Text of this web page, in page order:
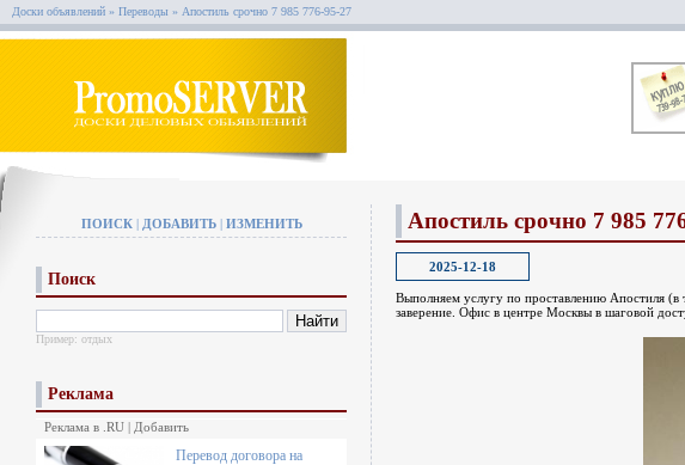
Доски объявлений » Переводы » Апостиль срочно 7 985 776-95-27
ПОИСК| ДОБАВИТЬ| ИЗМЕНИТЬ
Поиск
Пример: отдых
Реклама
Реклама в .RU | Добавить
Перевод договора на
Апостиль срочно 7 985
2025-12-18
Выполняем услугу по проставлению Апостиля
заверение. Офис в центре Москвы в шаговой